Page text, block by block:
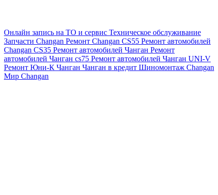
Онлайн запись на ТО и сервис Техническое обслуживание
Запчасти Changan Ремонт Changan CS55 Ремонт автомобилей
Changan CS35 Ремонт автомобилей Чанган Ремонт
автомобилей Чанган cs75 Ремонт автомобилей Чанган UNI-V
Ремонт Юни-К Чанган Чанган в кредит Шиномонтаж Changan
Мир Changan